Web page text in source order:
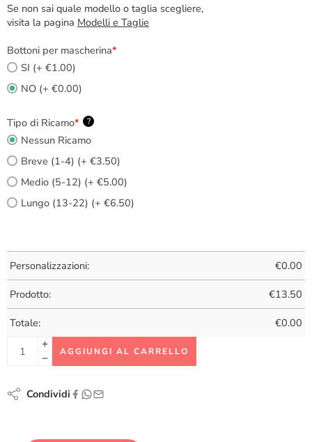
Se non sai quale modello o taglia scegliere,
visita la pagina Modelli e Taglie
Bottoni per mascherina*
SI (+ €1.00)
NO (+ €0.00)
Tipo di Ricamo* ?
Nessun Ricamo
Breve (1-4) (+ €3.50)
Medio (5-12) (+ €5.00)
Lungo (13-22) (+ €6.50)
Personalizzazioni: €0.00
Prodotto: €13.50
Totale: €0.00
AGGIUNGI AL CARRELLO
Condividi